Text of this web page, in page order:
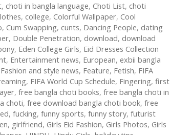
, choti in bangla language, Choti List, choti
, college, Colorful Wallpaper, Cool
, Cum Swapping, cunts, Dancing People, dating
, Double Penetration, download, download
, Eden College Girls, Eid Dresses Collection
, Entertainment news, European, exbii bangla
Fashion and style news, Feature, Fetish, FIFA
, FIFA World Cup Schedule, Fingering, first
, free bangla choti books, free bangla choti in
choti, free download bangla choti book, free
, fucking, funny sports, funny story, futurist
, girlfriend, Girls Eid Fashion, Girls Photos, Girls